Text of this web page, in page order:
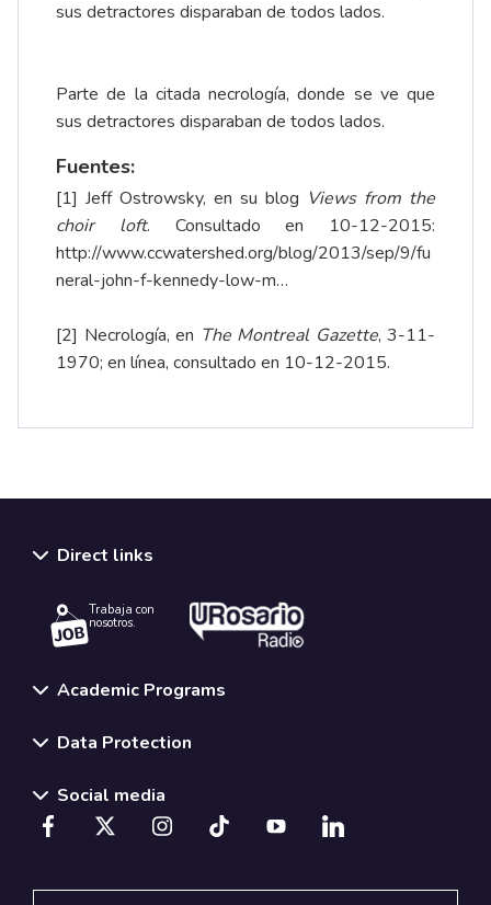
Parte de la citada necrología, donde se ve que
sus detractores disparaban de todos lados.
Fuentes:
[1] Jeff Ostrowsky, en su blog Views from the
choir loft. Consultado en 10-12-2015:
http://www.ccwatershed.org/blog/2013/sep/9/fu
neral-john-f-kennedy-low-m…
[2] Necrología, en The Montreal Gazette, 3-11-
1970; en línea, consultado en 10-12-2015.
Direct links
Trabaja con
nosotros.
Academic Programs
Data Protection
Social media